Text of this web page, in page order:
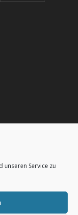
unseren Service zu